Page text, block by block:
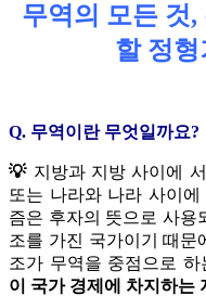
무역의 모든 것
할 정
Q. 무역이란 무엇일까요?
💡 지방과 지방 사이에
또는 나라와 나라 사이
즘은 후자의 뜻으로 사용
조를 가진 국가이기 때문
조가 무역을 중점으로
이 국가 경제에 차지하는